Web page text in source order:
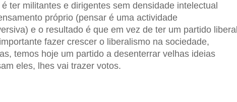
ter militantes e dirigentes sem densidade intelectual
próprio (pensar é uma actividade
e o resultado é que em vez de ter um partido liberal
fazer crescer o liberalismo na sociedade,
temos hoje um partido a desenterrar velhas ideias
eles, lhes vai trazer votos.